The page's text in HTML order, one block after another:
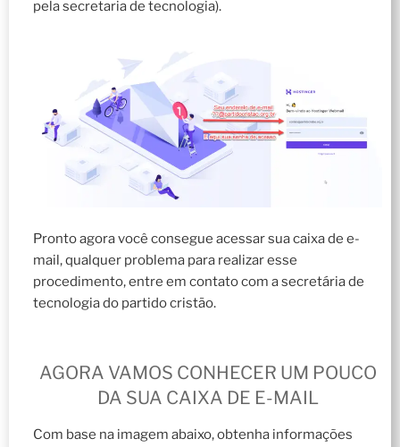
pela secretaria de tecnologia).
Pronto agora você consegue acessar sua caixa de e-
mail, qualquer problema para realizar esse
procedimento, entre em contato com a secretária de
tecnologia do partido cristão.
AGORA VAMOS CONHECER UM POUCO
DA SUA CAIXA DE E-MAIL
Com base na imagem abaixo, obtenha informações